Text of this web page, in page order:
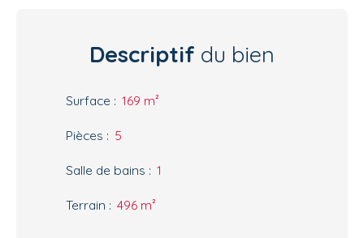
Descriptif du bien
Surface : 169 m²
Pièces : 5
Salle de bains : 1
Terrain : 496 m²